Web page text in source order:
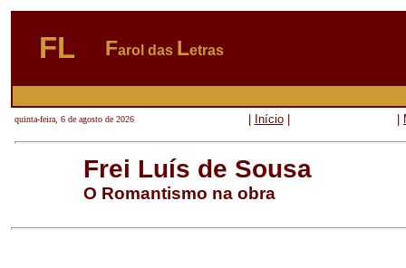
FL Farol das Letras
quinta-feira, 6 de agosto de 2026 Início|
Frei Luís de Sousa
O Romantismo na obra